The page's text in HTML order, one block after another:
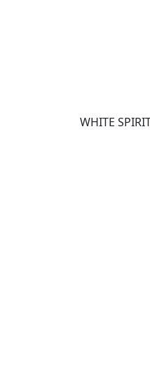
WHITE